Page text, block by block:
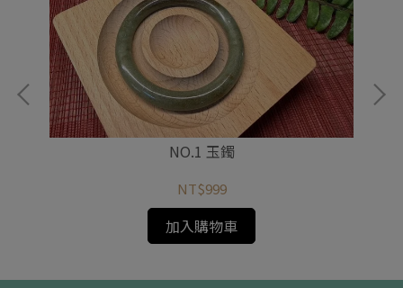
NO.1 玉鐲
NT$999
加入購物車